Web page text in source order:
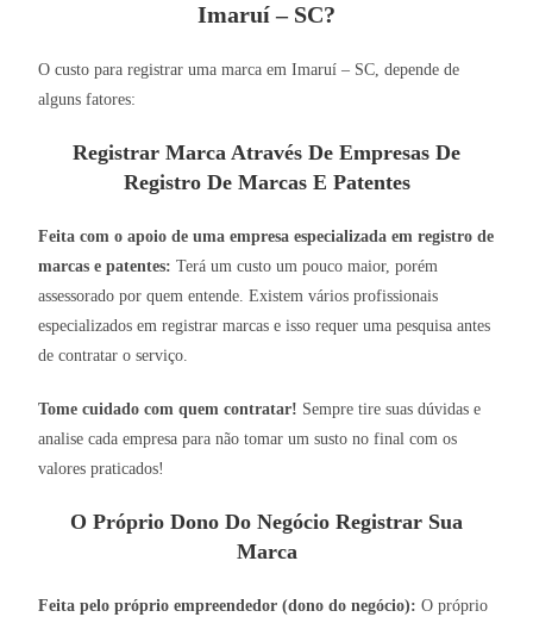
Imaruí – SC?
O custo para registrar uma marca em Imaruí – SC, depende de
alguns fatores:
Registrar Marca Através De Empresas De
Registro De Marcas E Patentes
Feita com o apoio de uma empresa especializada em registro de
marcas e patentes: Terá um custo um pouco maior, porém
assessorado por quem entende. Existem vários profissionais
especializados em registrar marcas e isso requer uma pesquisa antes
de contratar o serviço.
Tome cuidado com quem contratar! Sempre tire suas dúvidas e
analise cada empresa para não tomar um susto no final com os
valores praticados!
O Próprio Dono Do Negócio Registrar Sua
Marca
Feita pelo próprio empreendedor (dono do negócio): O próprio